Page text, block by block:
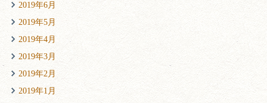
2019年6月
2019年5月
2019年4月
2019年3月
2019年2月
2019年1月